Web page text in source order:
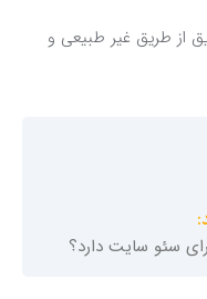
از طریق غیر طبیعی و
سئو سایت دارد؟